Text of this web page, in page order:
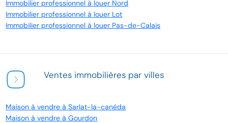
Immobilier professionnel à louer Nord
Immobilier professionnel à louer Lot
Immobilier professionnel à louer Pas-de-Calais
Ventes immobilières par villes
Maison à vendre à Sarlat-la-canéda
Maison à vendre à Gourdon